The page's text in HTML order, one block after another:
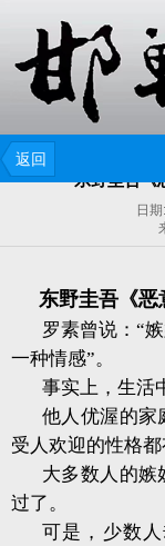
返回
东野圭吾《
日期:
东野圭吾《恶
罗素曾说：“
一种情感”。
事实上，生活
他人优渥的家
受人欢迎的性格都
大多数人的嫉
过了。
可是，少数